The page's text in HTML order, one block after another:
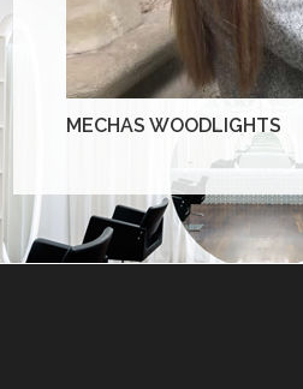
MECHAS WOODLIGHTS